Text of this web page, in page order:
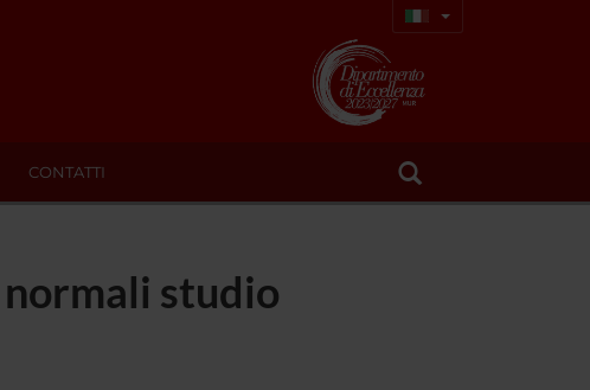
CONTATTI
studio